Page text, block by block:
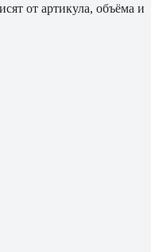
от артикула, объёма и